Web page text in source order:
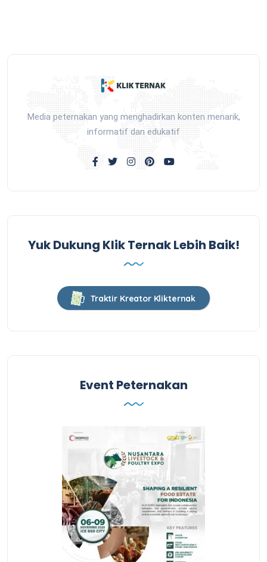
Media peternakan yang menghadirkan konten menarik,
informatif dan edukatif
Yuk Dukung Klik Ternak Lebih Baik!
Traktir Kreator Klikternak
Event Peternakan